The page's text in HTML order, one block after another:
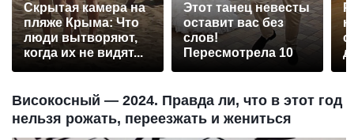
Скрытая камера на
пляже Крыма: Что
люди вытворяют,
когда их не видят...
Этот танец невесты
оставит вас без
слов!
Пересмотрела 10
Високосный — 2024. Правда ли, что в этот год
нельзя рожать, переезжать и жениться